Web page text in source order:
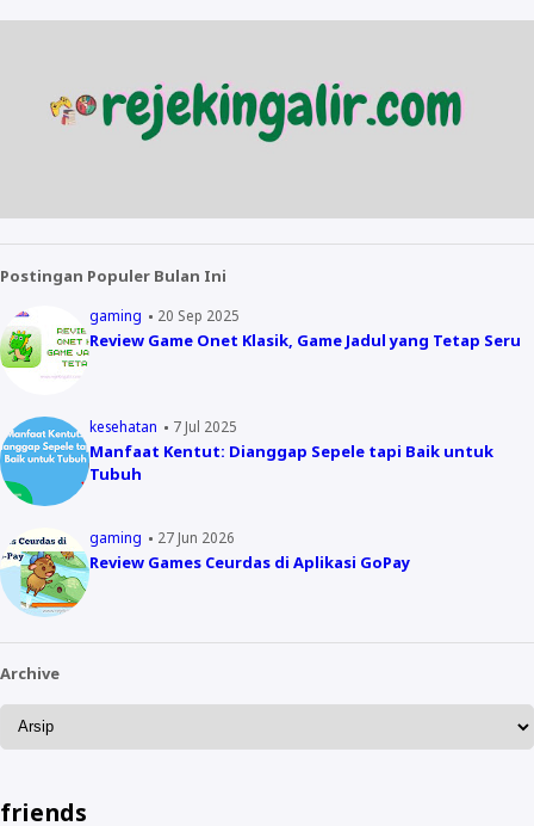
Postingan Populer Bulan Ini
gaming 20 Sep 2025
Review Game Onet Klasik, Game Jadul yang Tetap Seru
kesehatan 7 Jul 2025
Manfaat Kentut: Dianggap Sepele tapi Baik untuk
Tubuh
gaming 27 Jun 2026
Review Games Ceurdas di Aplikasi GoPay
Archive
friends